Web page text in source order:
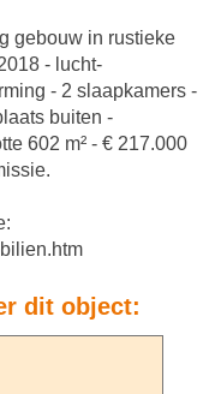
gebouw in rustieke
- lucht-
- 2 slaapkamers -
buiten -
602 m² - € 217.000
dit object: